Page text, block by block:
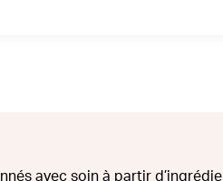
avec soin à partir